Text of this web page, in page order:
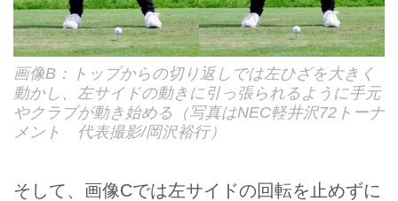
画像B：トップからの切り返しでは左ひざを大きく
動かし、左サイドの動きに引っ張られるように手元
やクラブが動き始める（写真はNEC軽井沢72トーナ
メント 代表撮影/岡沢裕行）
そして、画像Cでは左サイドの回転を止めずに